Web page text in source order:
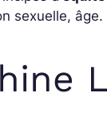
sexuelle, âge.